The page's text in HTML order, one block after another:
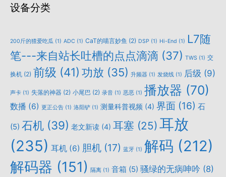
设备分类
200斤的猹爱吃瓜 (1) ADC (1) CaT的喵言妙鱼 (2) DSP (1) Hi-End (1) L7随
笔---来自站长吐槽的点点滴滴 (37) TWS (1) 交
换机 (2) 前级 (41) 功放 (35) 升频器 (1) 发烧线 (1) 后级 (9)
声卡 (1) 失落的神器 (2) 小尾巴 (2) 录音 (1) 恶恶 (1) 播放器 (70)
数播 (6) 更正公告 (1) 洛阳铲 (1) 测量科普视频 (4) 界面 (16) 石
(5) 石机 (39) 老文新读 (4) 耳塞 (25) 耳放
(235) 耳机 (6) 胆机 (17) 蓝牙 (1) 解码 (212)
解码器 (151) 隔离 (1) 音箱 (5) 骚绿的无病呻吟 (8)